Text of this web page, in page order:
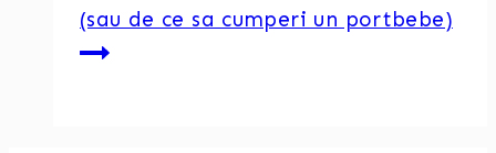
(sau de ce sa cumperi un portbebe)